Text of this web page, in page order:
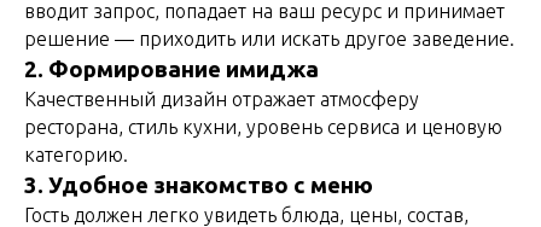
вводит запрос, попадает на ваш ресурс и принимает
решение — приходить или искать другое заведение.
2. Формирование имиджа
Качественный дизайн отражает атмосферу
ресторана, стиль кухни, уровень сервиса и ценовую
категорию.
3. Удобное знакомство с меню
Гость должен легко увидеть блюда, цены, состав,